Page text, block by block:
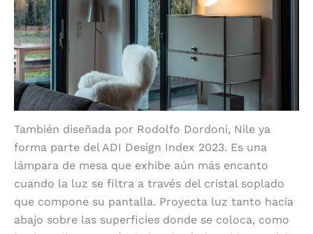
También diseñada por Rodolfo Dordoni, Nile ya
forma parte del ADI Design Index 2023. Es una
lámpara de mesa que exhibe aún más encanto
cuando la luz se filtra a través del cristal soplado
que compone su pantalla. Proyecta luz tanto hacia
abajo sobre las superficies donde se coloca, como